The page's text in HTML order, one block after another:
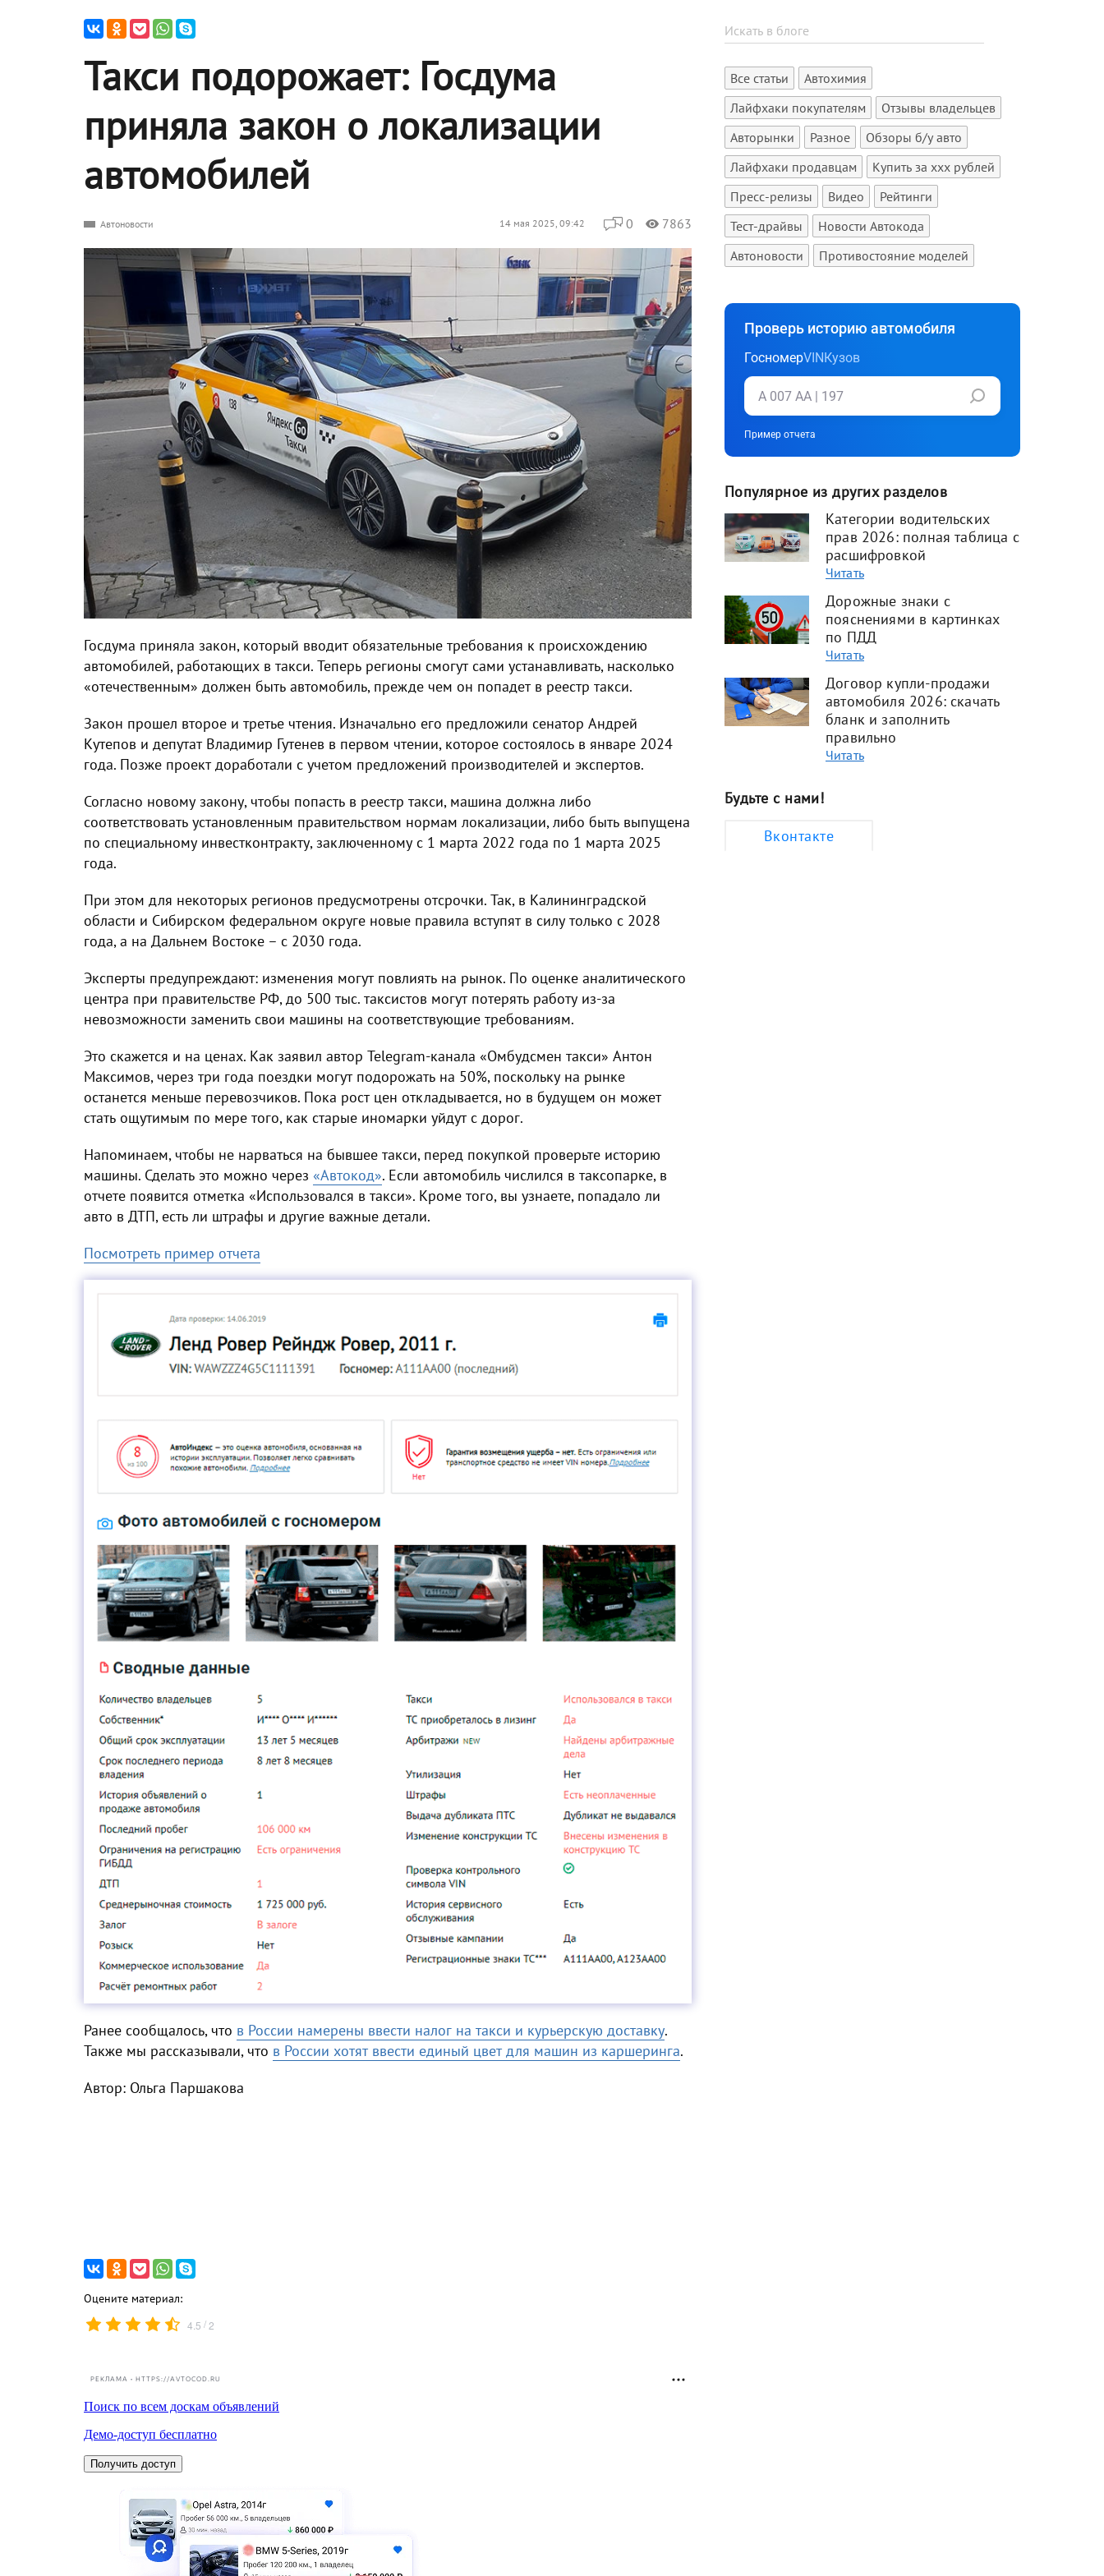
Такси подорожает: Госдума
приняла закон о локализации
автомобилей
Автоновости 14 мая 2025, 09:42 0 7863
Госдума приняла закон, который вводит обязательные требования к происхождению
автомобилей, работающих в такси. Теперь регионы смогут сами устанавливать, насколько
«отечественным» должен быть автомобиль, прежде чем он попадет в реестр такси.
Закон прошел второе и третье чтения. Изначально его предложили сенатор Андрей
Кутепов и депутат Владимир Гутенев в первом чтении, которое состоялось в январе 2024
года. Позже проект доработали с учетом предложений производителей и экспертов.
Согласно новому закону, чтобы попасть в реестр такси, машина должна либо
соответствовать установленным правительством нормам локализации, либо быть выпущена
по специальному инвестконтракту, заключенному с 1 марта 2022 года по 1 марта 2025
года.
При этом для некоторых регионов предусмотрены отсрочки. Так, в Калининградской
области и Сибирском федеральном округе новые правила вступят в силу только с 2028
года, а на Дальнем Востоке – с 2030 года.
Эксперты предупреждают: изменения могут повлиять на рынок. По оценке аналитического
центра при правительстве РФ, до 500 тыс. таксистов могут потерять работу из-за
невозможности заменить свои машины на соответствующие требованиям.
Это скажется и на ценах. Как заявил автор Telegram-канала «Омбудсмен такси» Антон
Максимов, через три года поездки могут подорожать на 50%, поскольку на рынке
останется меньше перевозчиков. Пока рост цен откладывается, но в будущем он может
стать ощутимым по мере того, как старые иномарки уйдут с дорог.
Напоминаем, чтобы не нарваться на бывшее такси, перед покупкой проверьте историю
машины. Сделать это можно через «Автокод». Если автомобиль числился в таксопарке, в
отчете появится отметка «Использовался в такси». Кроме того, вы узнаете, попадало ли
авто в ДТП, есть ли штрафы и другие важные детали.
Посмотреть пример отчета
Ранее сообщалось, что в России намерены ввести налог на такси и курьерскую доставку.
Также мы рассказывали, что в России хотят ввести единый цвет для машин из каршеринга.
Автор: Ольга Паршакова
Оцените материал:
4.5 /2
РЕКЛАМА • HTTPS://AVTOCOD.RU
Все статьи
Автохимия
Лайфхаки покупателям
Отзывы владельцев
Авторынки
Разное
Обзоры б/у авто
Лайфхаки продавцам
Купить за xxx рублей
Пресс-релизы
Видео
Рейтинги
Тест-драйвы
Новости Автокода
Автоновости
Противостояние моделей
Проверь историю автомобиля
ГосномерVINКузов
Пример отчета
Популярное из других разделов
Категории водительских
прав 2026: полная таблица с
расшифровкой
Читать
Дорожные знаки с
пояснениями в картинках
по ПДД
Читать
Договор купли-продажи
автомобиля 2026: скачать
бланк и заполнить
правильно
Читать
Будьте с нами!
Вконтакте